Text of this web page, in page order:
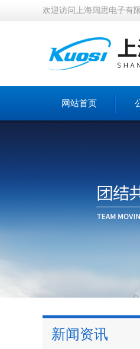
欢迎访问上海阔思电子有
网站首页
新闻资讯